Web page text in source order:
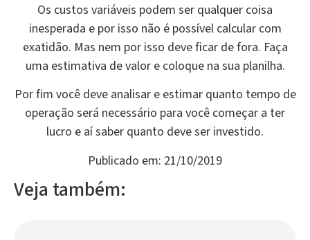
Os custos variáveis podem ser qualquer coisa
inesperada e por isso não é possível calcular com
exatidão. Mas nem por isso deve ficar de fora. Faça
uma estimativa de valor e coloque na sua planilha.
Por fim você deve analisar e estimar quanto tempo de
operação será necessário para você começar a ter
lucro e aí saber quanto deve ser investido.
Publicado em: 21/10/2019
Veja também: